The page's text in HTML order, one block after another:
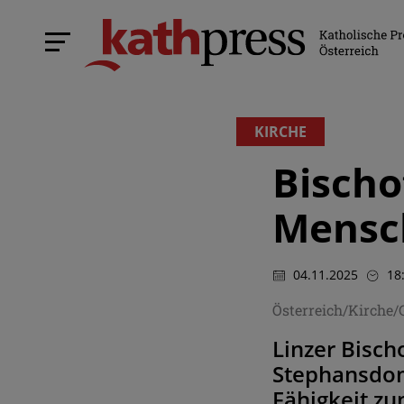
KIRCHE
04.11.2025
Österreich/Kirche/
Linzer